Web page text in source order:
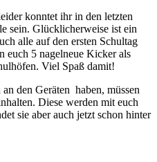
konntet ihr in den letzten
sein. Glücklicherweise ist ein
alle auf den ersten Schultag
euch 5 nagelneue Kicker als
Viel Spaß damit!
den Geräten haben, müssen
Diese werden mit euch
sie aber auch jetzt schon hinter